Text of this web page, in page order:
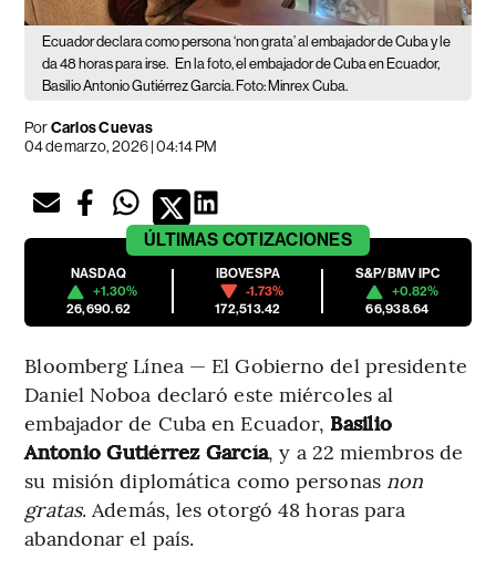
Ecuador declara como persona ‘non grata’ al embajador de Cuba y le
da 48 horas para irse. En la foto, el embajador de Cuba en Ecuador,
Basilio Antonio Gutiérrez García. Foto: Minrex Cuba.
PorCarlos Cuevas
04 de marzo, 2026 | 04:14 PM
ÚLTIMAS COTIZACIONES
NASDAQ
+1.30%
26,690.62
IBOVESPA
-1.73%
172,513.42
S&P/BMV IPC
+0.82%
66,938.64
Bloomberg Línea — El Gobierno del presidente
Daniel Noboa declaró este miércoles al
embajador de Cuba en Ecuador, Basilio
Antonio Gutiérrez García, y a 22 miembros de
su misión diplomática como personas non
gratas. Además, les otorgó 48 horas para
abandonar el país.